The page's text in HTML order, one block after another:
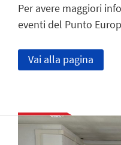
Per avere maggiori
eventi del Punto
Vai alla pagina